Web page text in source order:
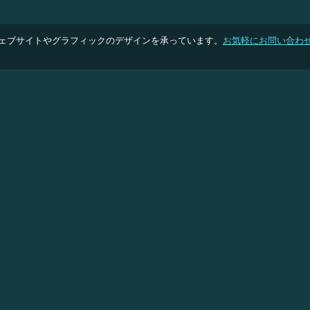
ブサイトやグラフィックのデザインを承っています。 お気軽にお問い合わ